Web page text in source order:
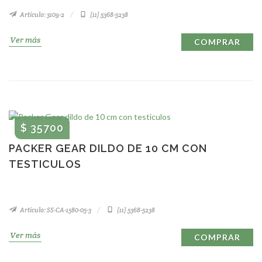
Artículo: 3109-2 (11) 5368-5238
Ver más COMPRAR
PACKER GEAR DILDO DE 10 CM CON
TESTICULOS
$ 35700
Artículo: SS-CA-1580-05-3 (11) 5368-5238
Ver más COMPRAR